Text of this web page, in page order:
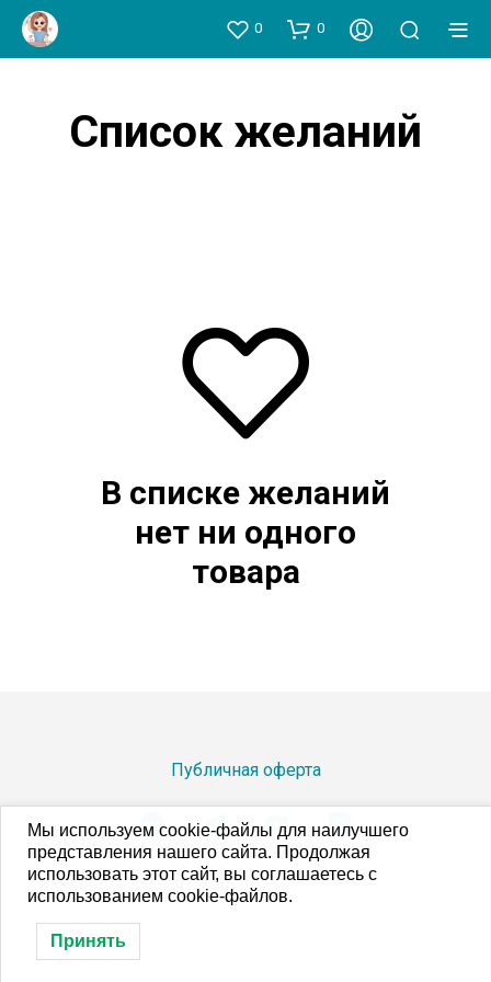
0 0
Список желаний
В списке желаний
нет ни одного
товара
Публичная оферта
Мы используем cookie-файлы для наилучшего
представления нашего сайта. Продолжая
использовать этот сайт, вы соглашаетесь с
использованием cookie-файлов.
Принять